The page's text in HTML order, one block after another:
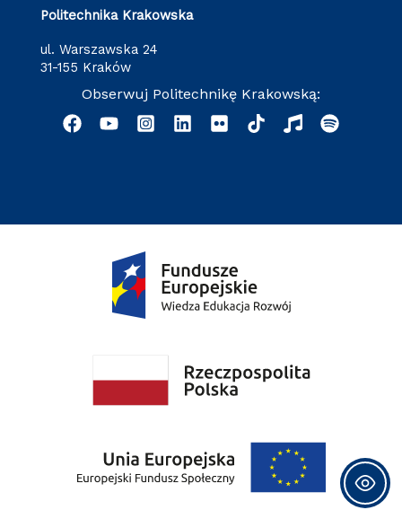
Politechnika Krakowska
ul. Warszawska 24
31-155 Kraków
Obserwuj Politechnikę Krakowską: